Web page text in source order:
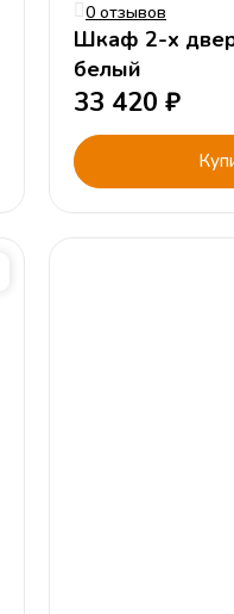
0 отзывов
Шкаф 2-х
белый
33 420 ₽